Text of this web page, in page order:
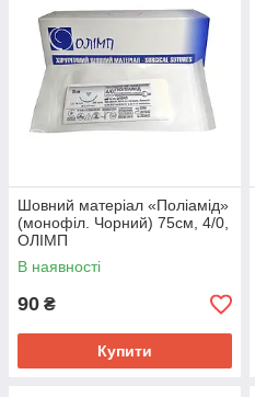
Шовний матеріал «Поліамід»
(монофіл. Чорний) 75см, 4/0,
ОЛІМП
В наявності
90 ₴
Купити